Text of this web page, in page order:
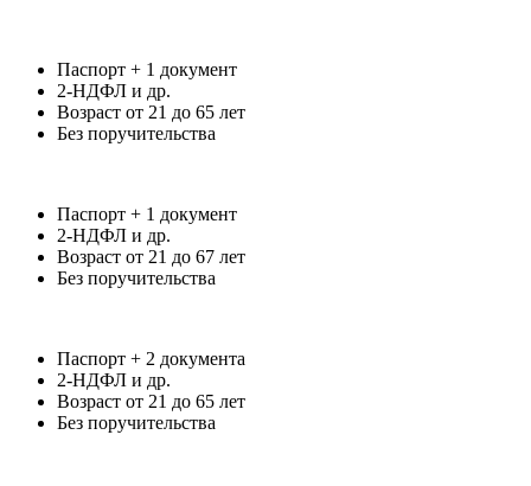
Паспорт + 1 документ
2-НДФЛ и др.
Возраст от 21 до 65 лет
Без поручительства
Паспорт + 1 документ
2-НДФЛ и др.
Возраст от 21 до 67 лет
Без поручительства
Паспорт + 2 документа
2-НДФЛ и др.
Возраст от 21 до 65 лет
Без поручительства